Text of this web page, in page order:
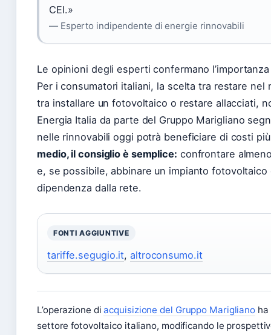
CEI.»
— Esperto indipendente di energie rinnovabili
Le opinioni degli esperti confermano
Per i consumatori italiani, la scelta tra restare
tra installare un fotovoltaico o restare allacciati,
Energia Italia da parte del Gruppo Marigliano
nelle rinnovabili oggi potrà beneficiare di costi
medio, il consiglio è semplice: confrontare
e, se possibile, abbinare un impianto fotovoltaico
dipendenza dalla rete.
FONTI AGGIUNTIVE
tariffe.segugio.it,altroconsumo.it
L’operazione diacquisizione del Gruppo Marigliano
settore fotovoltaico italiano, modificando le